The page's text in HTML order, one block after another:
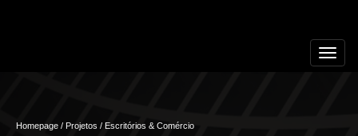
Toggle
Homepage / Projetos / Escritórios & Comércio